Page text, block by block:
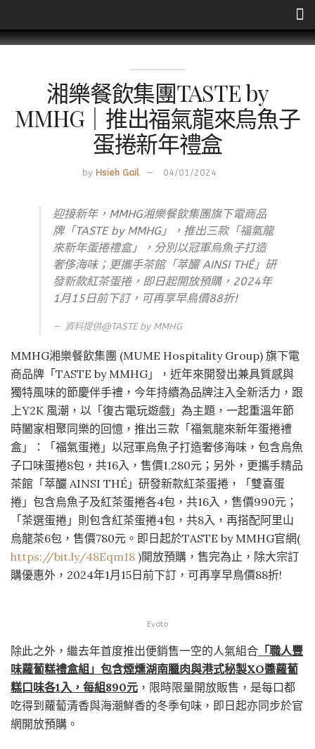
湘樂餐飲集團TASTE by
MMHG｜推出福氣龍來烏魚子
蛋捲新年禮盒
by Hsieh Gail 04/01/2024
迎接新年，MMHG湘樂餐飲集團旗下電商品
牌「TASTE by MMHG」，推出三款「福氣龍
來新年蛋捲禮盒」，分別以冠軍烏魚子打造
奢侈海味；更攜手茶館「萃釅 AINSI THÉ」研
發新款紅茶蛋捲，即日起開放預購，2024年
1月15日前下訂，可再享早鳥價88折!
資料提供@TASTE by MMHG
MMHG湘樂餐飲集團 (MUME Hospitality Group) 旗下電
商品牌「TASTE by MMHG」，近年來開發出兼具質感與
獨特風味的節慶伴手禮，今年持續為品牌注入全新活力，跟
上Y2K 風潮，以「復古電玩遊戲」為主題，一起重溫年節
時闔家相聚同樂的回憶，推出三款「福氣龍來新年蛋捲禮
盒」：「福氣蛋捲」以冠軍烏魚子打造奢侈海味，包含烏魚
子口味蛋捲8包，共16入，售價1,280元；另外，更攜手精品
茶館「萃釅 AINSI THÉ」研發新款紅茶蛋捲，「雙喜蛋
捲」包含烏魚子及紅茶蛋捲各4包，共16入，售價990元；
「茶選蛋捲」則包含紅茶蛋捲4包，共8入，再搭配阿里山
烏龍茶6包，售價780元。即日起於TASTE by MMHG官網(
https://bit.ly/48Eqm18 )開放預購，售完為止，除大宗訂
購優惠外，2024年1月15日前下訂，可再享早鳥價88折!
Evoto
除此之外，繼去年首度推出便銷售一空的人氣組合 「職人豐
味蘿蔔糕禮盒組」包含煙燻湖南臘肉與港式秘製XO醬蘿蔔
糕口味各1入，每組890元 ，限時限量開放販售，是每口都
吃得到蘿蔔清香與海潮鮮香的冬季旬味，即日起亦同步於官
網開放預購。